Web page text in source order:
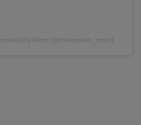
Mom (@minimalish_mom)